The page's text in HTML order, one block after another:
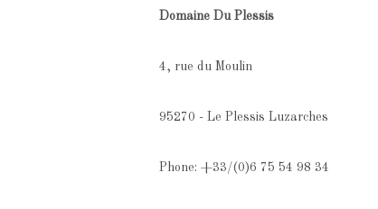
Domaine Du Plessis
4, rue du Moulin
95270 - Le Plessis Luzarches
Phone: +33/(0)6 75 54 98 34